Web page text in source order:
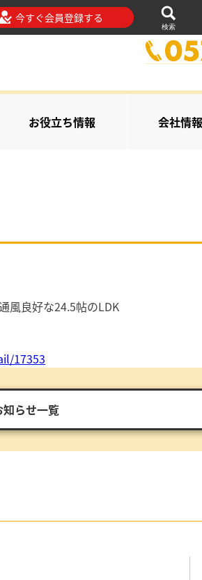
今すぐ会員登録する
検索
お役立ち情報 会社情報
風良好な24.5帖のLDK
17353
知らせ一覧